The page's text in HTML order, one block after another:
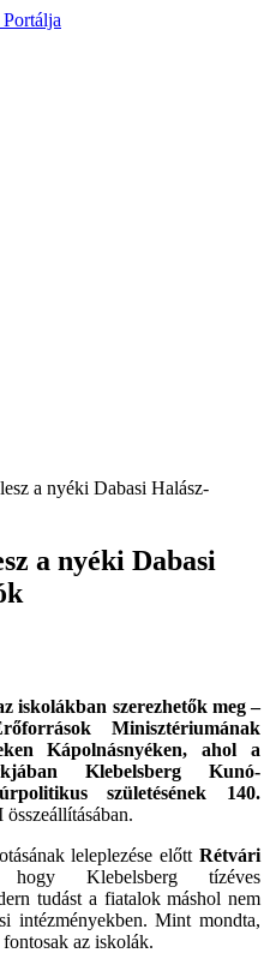
a nyéki Dabasi Halász-
a nyéki Dabasi
iskolákban szerezhetők meg –
Minisztériumának
Kápolnásnyéken, ahol a
Klebelsberg Kunó-
születésének 140.
leleplezése előttRétvári
Klebelsberg tízéves
tudást a fiatalok máshol nem
intézményekben. Mint mondta,
az iskolák.